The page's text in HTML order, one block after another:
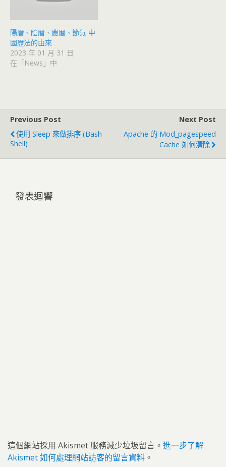
陽曆、陰曆、農曆、節氣 中
國歷法的由來
2023 年 01 月 31 日
在「News」中
Previous Post
使用 Sleep 來做排序 (Bash
Shell)
Next Post
Apache 的 Mod_pagespeed
Cache 如何清除
發表迴響
這個網站採用 Akismet 服務減少垃圾留言。 進一步了解
Akismet 如何處理網站訪客的留言資料 。